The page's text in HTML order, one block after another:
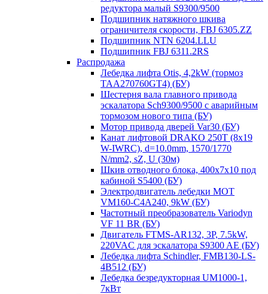
редуктора малый S9300/9500
Подшипник натяжного шкива
ограничителя скорости, FBJ 6305.ZZ
Подшипник NTN 6204.LLU
Подшипник FBJ 6311.2RS
Распродажа
Лебедка лифта Otis, 4,2kW (тормоз
TAA270760GT4) (БУ)
Шестерня вала главного привода
эскалатора Sch9300/9500 с аварийным
тормозом нового типа (БУ)
Мотор привода дверей Var30 (БУ)
Канат лифтовой DRAKO 250T (8x19
W-IWRC), d=10.0mm, 1570/1770
N/mm2, sZ, U (30м)
Шкив отводного блока, 400х7х10 под
кабиной S5400 (БУ)
Электродвигатель лебедки MOT
VM160-C4A240, 9kW (БУ)
Частотный преобразователь Variodyn
VF 11 BR (БУ)
Двигатель FTMS-AR132, 3P, 7.5kW,
220VAC для эскалатора S9300 AE (БУ)
Лебедка лифта Schindler, FMB130-LS-
4B512 (БУ)
Лебедка безредукторная UM1000-1,
7кВт